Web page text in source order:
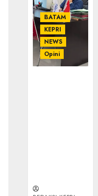
BATAM
KEPRI
NEWS
Opini